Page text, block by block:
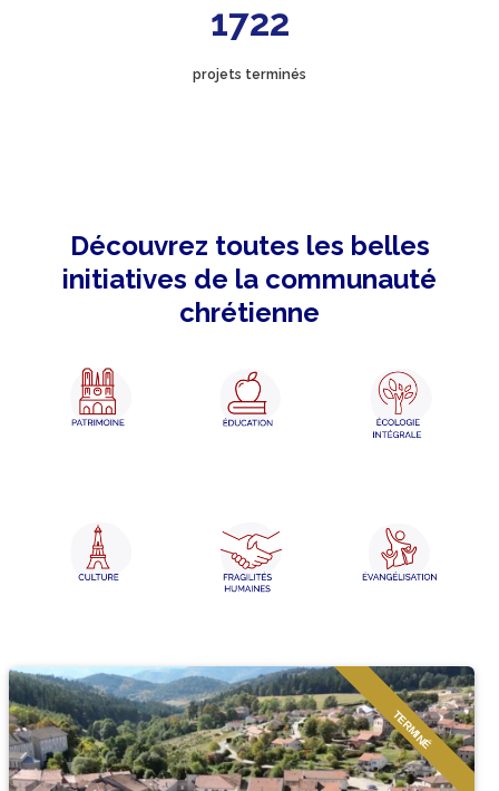
1722
projets terminés
Découvrez toutes les belles
initiatives de la communauté
chrétienne
TERMINÉ